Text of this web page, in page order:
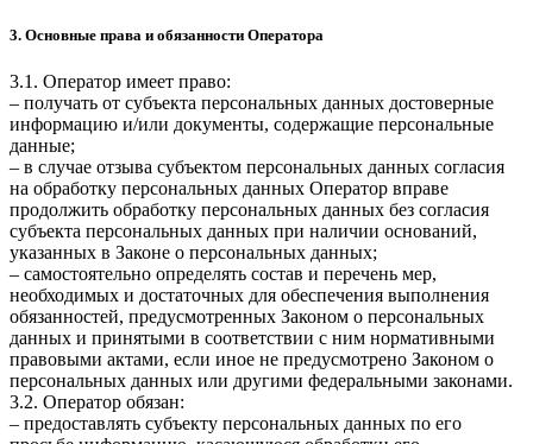
3. Основные права и обязанности Оператора
3.1. Оператор имеет право:
– получать от субъекта персональных данных достоверные
информацию и/или документы, содержащие персональные
данные;
– в случае отзыва субъектом персональных данных согласия
на обработку персональных данных Оператор вправе
продолжить обработку персональных данных без согласия
субъекта персональных данных при наличии оснований,
указанных в Законе о персональных данных;
– самостоятельно определять состав и перечень мер,
необходимых и достаточных для обеспечения выполнения
обязанностей, предусмотренных Законом о персональных
данных и принятыми в соответствии с ним нормативными
правовыми актами, если иное не предусмотрено Законом о
персональных данных или другими федеральными законами.
3.2. Оператор обязан:
– предоставлять субъекту персональных данных по его